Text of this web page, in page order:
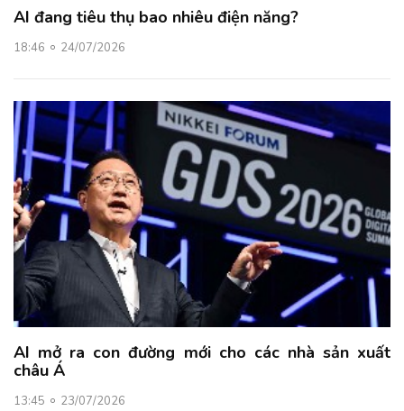
AI đang tiêu thụ bao nhiêu điện năng?
18:46 24/07/2026
AI mở ra con đường mới cho các nhà sản xuất
châu Á
13:45 23/07/2026